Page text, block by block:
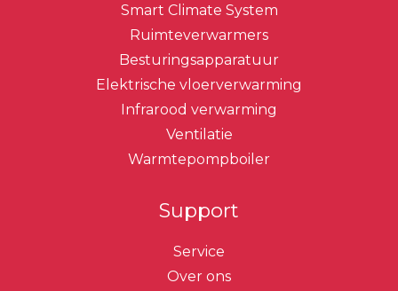
Smart Climate System
Ruimteverwarmers
Besturingsapparatuur
Elektrische vloerverwarming
Infrarood verwarming
Ventilatie
Warmtepompboiler
Support
Service
Over ons